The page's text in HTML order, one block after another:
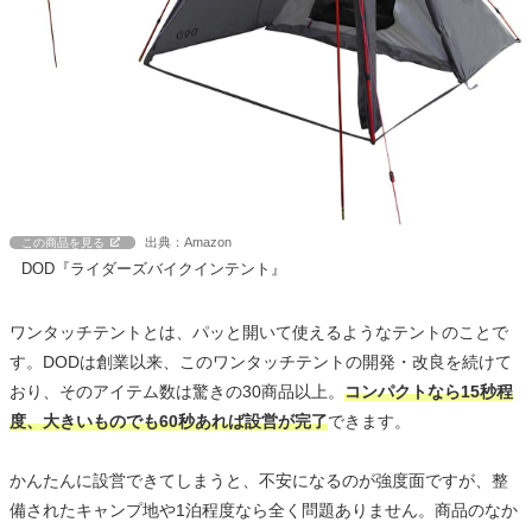
この商品を見る 出典：Amazon
DOD『ライダーズバイクインテント』
ワンタッチテントとは、パッと開いて使えるようなテントのことで
す。DODは創業以来、このワンタッチテントの開発・改良を続けて
おり、そのアイテム数は驚きの30商品以上。 コンパクトなら15秒程
度、大きいものでも60秒あれば設営が完了できます。
かんたんに設営できてしまうと、不安になるのが強度面ですが、整
備されたキャンプ地や1泊程度なら全く問題ありません。商品のなか